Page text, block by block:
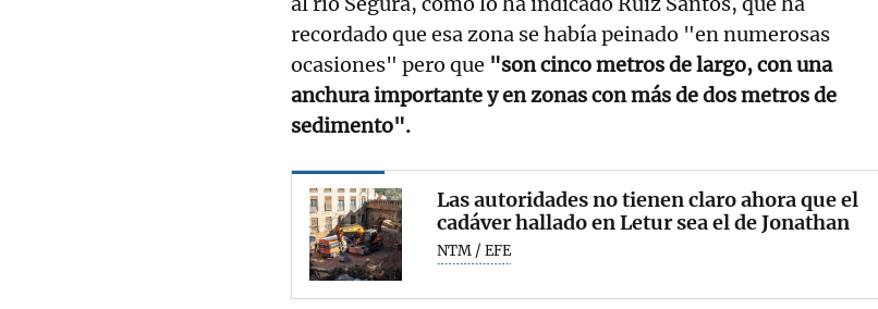
recordado que esa zona se había peinado "en numerosas
ocasiones" pero que "son cinco metros de largo, con una
anchura importante y en zonas con más de dos metros de
sedimento".
Las autoridades no tienen claro ahora que el
cadáver hallado en Letur sea el de Jonathan
NTM / EFE